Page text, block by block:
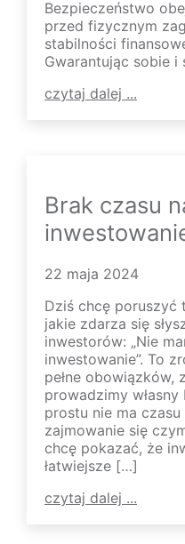
Bezpieczeństwo
przed fizycznym
stabilności
Gwarantując sobie
czytaj dalej ...
Brak czasu
22 maja 2024
Dziś chcę poruszyć
jakie zdarza się
inwestorów: „Nie
inwestowanie”. To
pełne obowiązków,
prowadzimy
prostu nie ma
zajmowanie się
chcę pokazać, że
łatwiejsze […]
czytaj dalej ...